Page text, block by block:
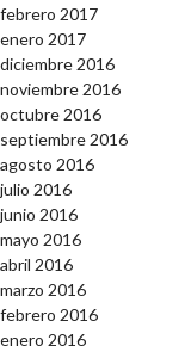
febrero 2017
enero 2017
diciembre 2016
noviembre 2016
octubre 2016
septiembre 2016
agosto 2016
julio 2016
junio 2016
mayo 2016
abril 2016
marzo 2016
febrero 2016
enero 2016